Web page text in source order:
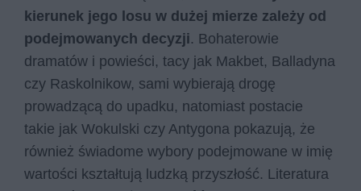
kierunek jego losu w dużej mierze zależy od
podejmowanych decyzji. Bohaterowie
dramatów i powieści, tacy jak Makbet, Balladyna
czy Raskolnikow, sami wybierają drogę
prowadzącą do upadku, natomiast postacie
takie jak Wokulski czy Antygona pokazują, że
również świadome wybory podejmowane w imię
wartości kształtują ludzką przyszłość. Literatura